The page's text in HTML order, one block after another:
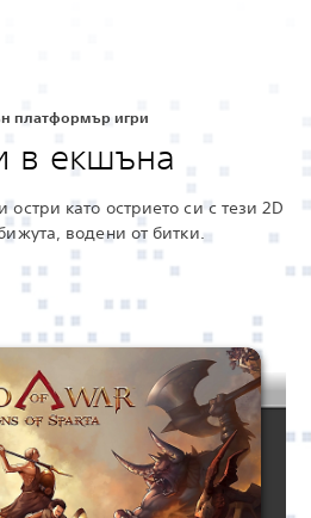
платформър игри
в екшъна
като острието си с тези 2D
водени от битки.